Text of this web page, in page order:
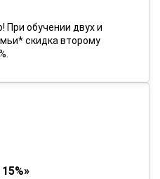
При обучении двух и
скидка второму